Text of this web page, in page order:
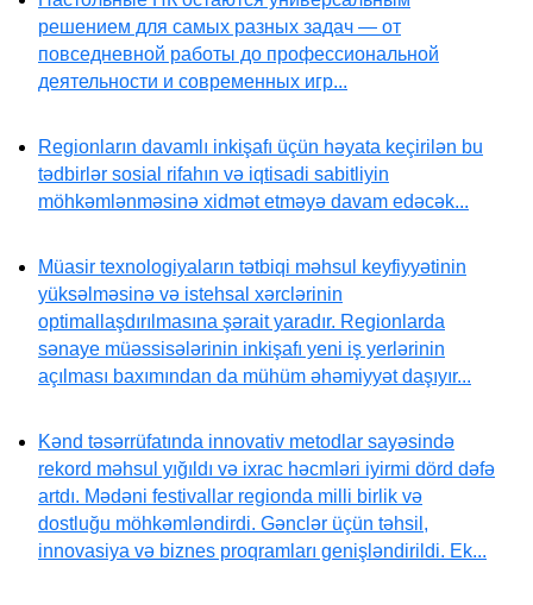
решением для самых разных задач — от
повседневной работы до профессиональной
деятельности и современных игр...
Regionların davamlı inkişafı üçün həyata keçirilən bu
tədbirlər sosial rifahın və iqtisadi sabitliyin
möhkəmlənməsinə xidmət etməyə davam edəcək...
Müasir texnologiyaların tətbiqi məhsul keyfiyyətinin
yüksəlməsinə və istehsal xərclərinin
optimallaşdırılmasına şərait yaradır. Regionlarda
sənaye müəssisələrinin inkişafı yeni iş yerlərinin
açılması baxımından da mühüm əhəmiyyət daşıyır...
Kənd təsərrüfatında innovativ metodlar sayəsində
rekord məhsul yığıldı və ixrac həcmləri iyirmi dörd dəfə
artdı. Mədəni festivallar regionda milli birlik və
dostluğu möhkəmləndirdi. Gənclər üçün təhsil,
innovasiya və biznes proqramları genişləndirildi. Ek...